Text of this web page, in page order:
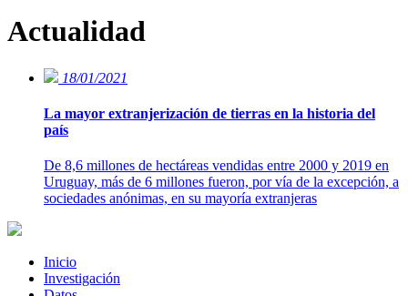
Actualidad
18/01/2021
La mayor extranjerización de tierras en la historia del
país
De 8,6 millones de hectáreas vendidas entre 2000 y 2019 en
Uruguay, más de 6 millones fueron, por vía de la excepción, a
sociedades anónimas, en su mayoría extranjeras
Inicio
Investigación